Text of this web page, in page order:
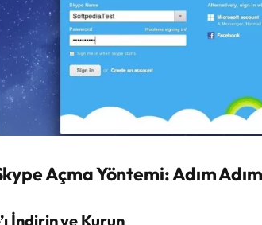
Açma Yöntemi: Adım
İndirin ve Kurun